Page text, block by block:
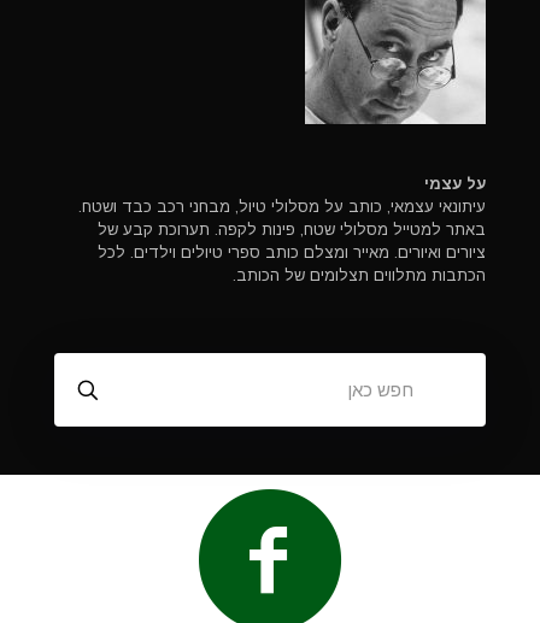
על עצמי
עיתונאי עצמאי, כותב על מסלולי טיול, מבחני רכב כבד ושטח.
באתר למטייל מסלולי שטח, פינות לקפה. תערוכת קבע של
ציורים ואיורים. מאייר ומצלם כותב ספרי טיולים וילדים. לכל
הכתבות מתלווים תצלומים של הכותב.